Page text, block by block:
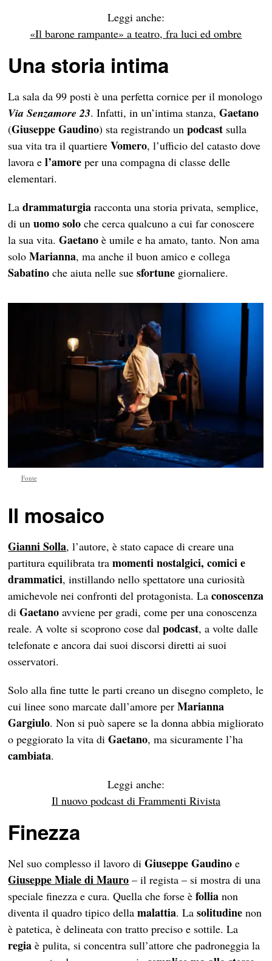
Leggi anche:
«Il barone rampante» a teatro, fra luci ed ombre
Una storia intima
La sala da 99 posti è una perfetta cornice per il monologo
Via Senzamore 23. Infatti, in un’intima stanza,Gaetano
(Giuseppe Gaudino) sta registrando unpodcast sulla
sua vita tra il quartiereVomero, l’ufficio del catasto dove
lavora el’amore per una compagna di classe delle
elementari.
Ladrammaturgia racconta una storia privata, semplice,
di unuomo solo che cerca qualcuno a cui far conoscere
la sua vita.Gaetano è umile e ha amato, tanto. Non ama
soloMarianna, ma anche il buon amico e collega
Sabatino che aiuta nelle suesfortune giornaliere.
Fonte
Il mosaico
Gianni Solla, l’autore, è stato capace di creare una
partitura equilibrata tramomenti nostalgici, comici e
drammatici, instillando nello spettatore una curiosità
amichevole nei confronti del protagonista. Laconoscenza
diGaetano avviene per gradi, come per una conoscenza
reale. A volte si scoprono cose dalpodcast, a volte dalle
telefonate e ancora dai suoi discorsi diretti ai suoi
osservatori.
Solo alla fine tutte le parti creano un disegno completo, le
cui linee sono marcate dall’amore perMarianna
Gargiulo. Non si può sapere se la donna abbia migliorato
o peggiorato la vita diGaetano, ma sicuramente l’ha
cambiata.
Leggi anche:
Il nuovo podcast di Frammenti Rivista
Finezza
Nel suo complesso il lavoro diGiuseppe Gaudinoe
Giuseppe Miale di Mauro – il regista – si mostra di una
speciale finezza e cura. Quella che forse èfollia non
diventa il quadro tipico dellamalattia. Lasolitudine non
è patetica, è delineata con tratto preciso e sottile. La
regia è pulita, si concentra sull’attore che padroneggia la